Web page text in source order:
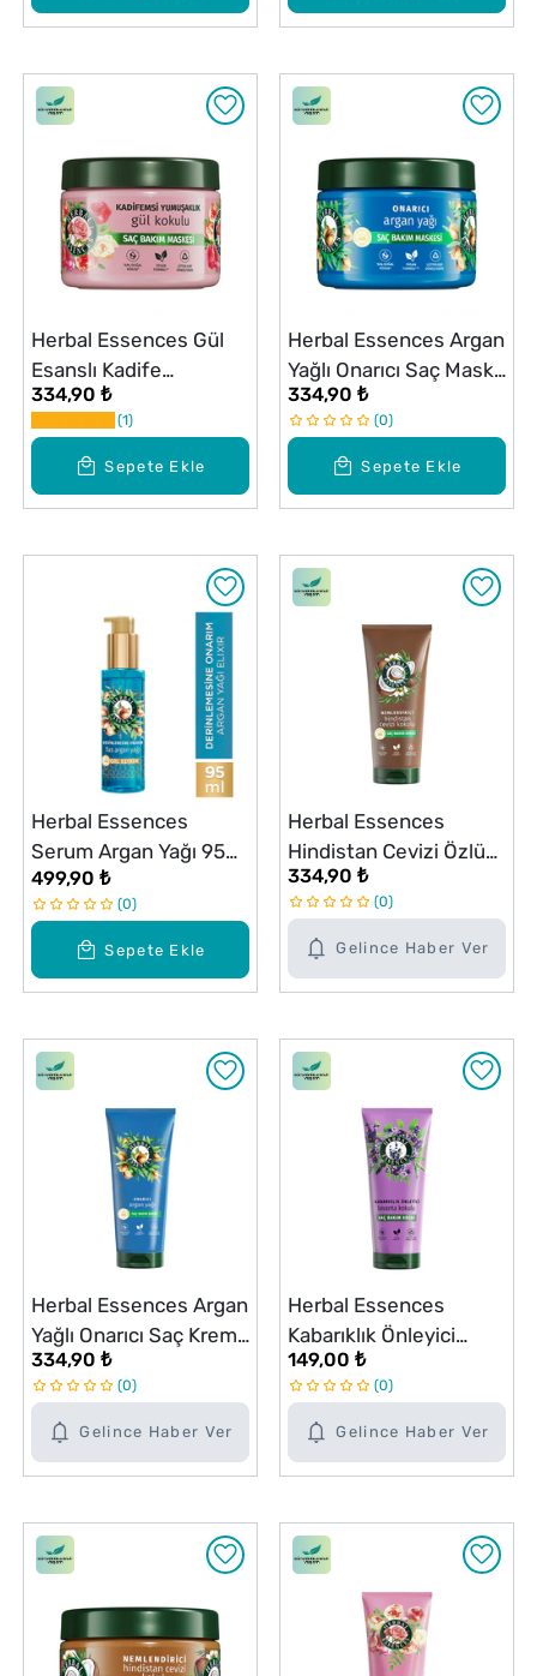
Sepete Ekle
Herbal Essences Gül
Esanslı Kadife
Yumuşaklık Maske 300
ml
334,90 ₺
1
Sepete Ekle
Herbal Essences Argan
Yağlı Onarıcı Saç Maske
300 ml
334,90 ₺
0
Sepete Ekle
Herbal Essences
Serum Argan Yağı 95
ml
499,90 ₺
0
Gelince Haber Ver
Herbal Essences
Hindistan Cevizi Özlü
Nemlendirici Saç Kremi
250 ml
334,90 ₺
0
Gelince Haber Ver
Herbal Essences Argan
Yağlı Onarıcı Saç Kremi
250 ml
334,90 ₺
0
Gelince Haber Ver
Herbal Essences
Kabarıklık Önleyici
Lavanta Kokulu Saç
Bakım Kremi 250 ml
149,00 ₺
0